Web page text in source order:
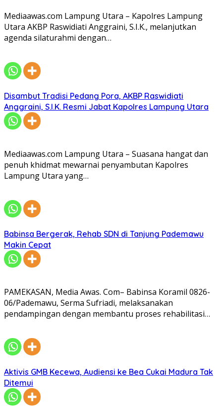
Mediaawas.com Lampung Utara – Kapolres Lampung
Utara AKBP Raswidiati Anggraini, S.I.K., melanjutkan
agenda silaturahmi dengan…
Disambut Tradisi Pedang Pora, AKBP Raswidiati
Anggraini, S.I.K. Resmi Jabat Kapolres Lampung Utara
Mediaawas.com Lampung Utara – Suasana hangat dan
penuh khidmat mewarnai penyambutan Kapolres
Lampung Utara yang…
Babinsa Bergerak, Rehab SDN di Tanjung Pademawu
Makin Cepat
PAMEKASAN, Media Awas. Com– Babinsa Koramil 0826-
06/Pademawu, Serma Sufriadi, melaksanakan
pendampingan dengan membantu proses rehabilitasi…
Aktivis GMB Kecewa, Audiensi ke Bea Cukai Madura Tak
Ditemui